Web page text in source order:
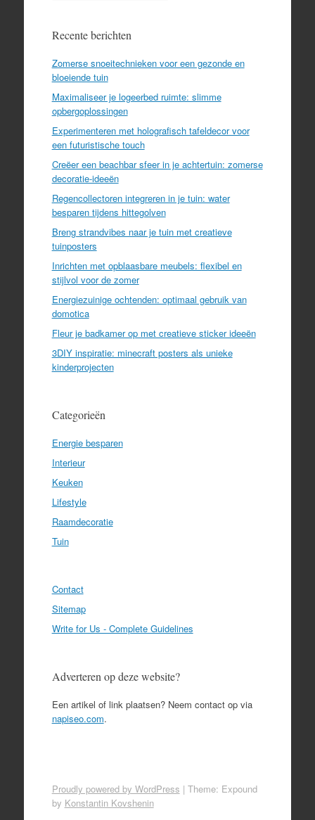
Recente berichten
Zomerse snoeitechnieken voor een gezonde en
bloeiende tuin
Maximaliseer je logeerbed ruimte: slimme
opbergoplossingen
Experimenteren met holografisch tafeldecor voor
een futuristische touch
Creëer een beachbar sfeer in je achtertuin: zomerse
decoratie-ideeën
Regencollectoren integreren in je tuin: water
besparen tijdens hittegolven
Breng strandvibes naar je tuin met creatieve
tuinposters
Inrichten met opblaasbare meubels: flexibel en
stijlvol voor de zomer
Energiezuinige ochtenden: optimaal gebruik van
domotica
Fleur je badkamer op met creatieve sticker ideeën
3DIY inspiratie: minecraft posters als unieke
kinderprojecten
Categorieën
Energie besparen
Interieur
Keuken
Lifestyle
Raamdecoratie
Tuin
Contact
Sitemap
Write for Us - Complete Guidelines
Adverteren op deze website?
Een artikel of link plaatsen? Neem contact op via
napiseo.com.
Proudly powered by WordPress | Theme: Expound
by Konstantin Kovshenin